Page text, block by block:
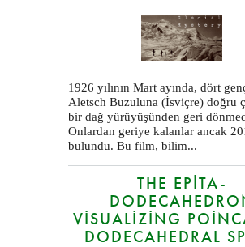
1926 yılının Mart ayında, dört
Aletsch Buzuluna (İsviçre) doğru
bir dağ yürüyüşünden geri
Onlardan geriye kalanlar ancak
bulundu. Bu film, bilim...
THE EPITA-
VISUALIZING
DODECAHEDRAL